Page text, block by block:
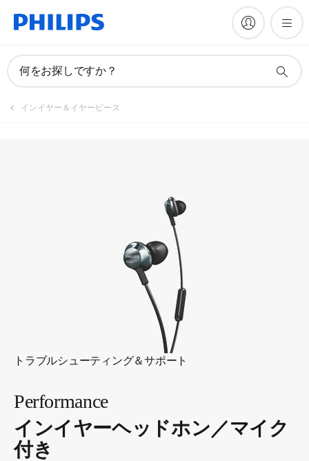
何をお探しですか？
インイヤー＆イヤーピース
トラブルシューティング＆サポート
Performance
インイヤーヘッドホン／マイク
付き